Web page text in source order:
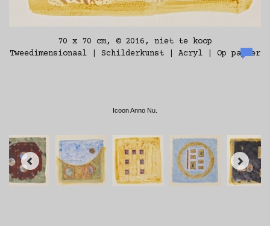
70 x 70 cm, © 2016, niet te koop
Tweedimensionaal | Schilderkunst | Acryl | Op papier
Icoon Anno Nu.